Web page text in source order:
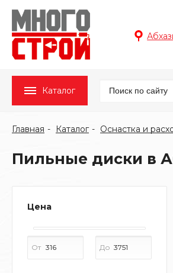
Каталог
Главная Каталог
Пильные диски в
Цена
От До